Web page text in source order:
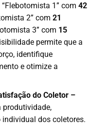
1” com 42
2” com 21
3” com 15
permite que a
identifique
e otimize a
do Coletor –
produtividade,
dos coletores.